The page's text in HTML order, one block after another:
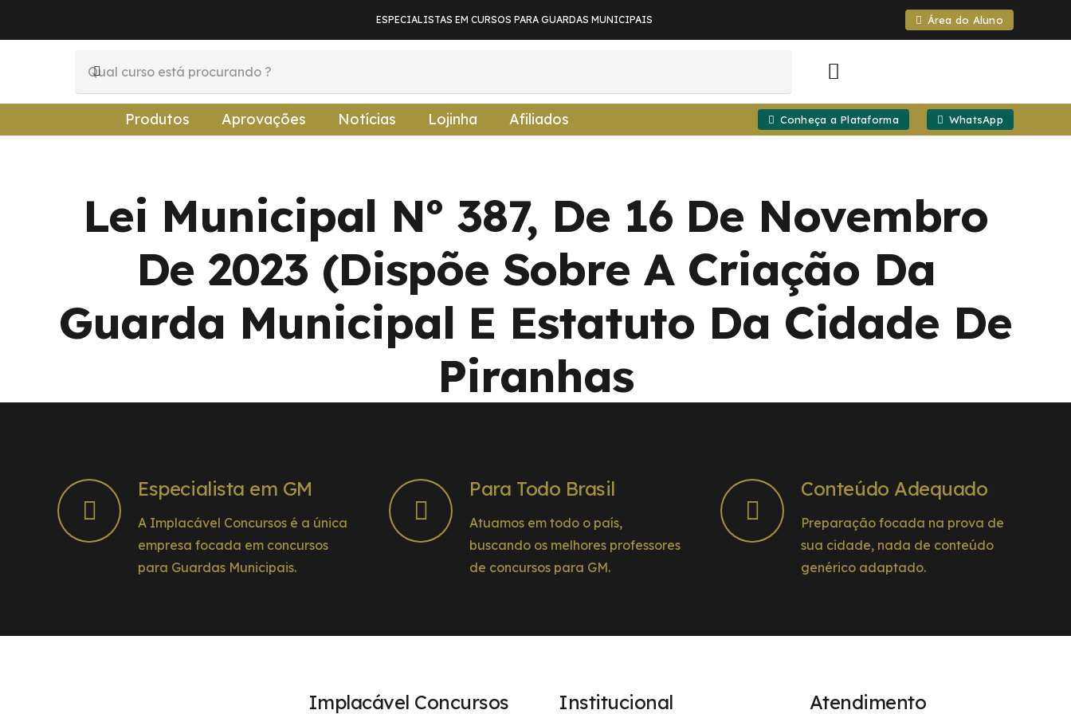
ESPECIALISTAS EM CURSOS PARA GUARDAS MUNICIPAIS Área do Aluno
Produtos Aprovações Notícias Lojinha Afiliados Conheça a Plataforma WhatsApp
Lei Municipal Nº 387, De 16 De Novembro
De 2023 (Dispõe Sobre A Criação Da
Guarda Municipal E Estatuto Da Cidade De
Piranhas
Especialista em GM
A Implacável Concursos é a única
empresa focada em concursos
para Guardas Municipais.
Para Todo Brasil
Atuamos em todo o país,
buscando os melhores professores
de concursos para GM.
Conteúdo Adequado
Preparação focada na prova de
sua cidade, nada de conteúdo
genérico adaptado.
Implacável Concursos Institucional Atendimento